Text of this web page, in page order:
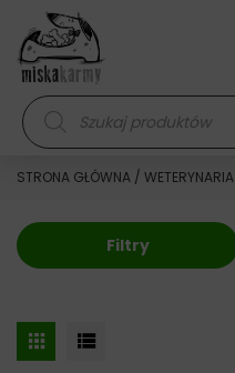
Skocz do treści
Wyszukiwarka produktów
STRONA GŁÓWNA / WETERYNARIA
Filtry